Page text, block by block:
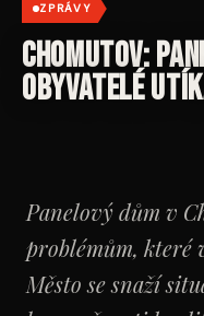
ZPRÁVY
Chomutov:
obyvatelé
Panelový dům v
problémům, které
Město se snaží